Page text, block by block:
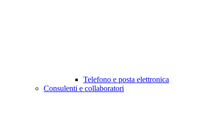
Telefono e posta elettronica
Consulenti e collaboratori